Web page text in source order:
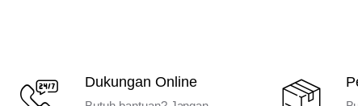
Dukungan Online